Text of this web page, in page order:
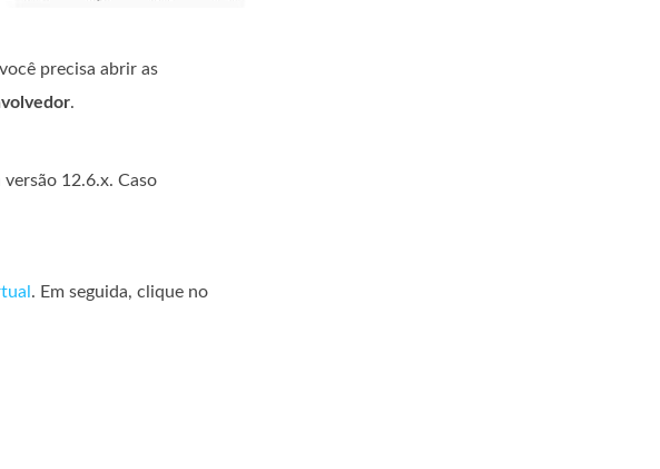
precisa abrir as
.
12.6.x. Caso
. Em seguida, clique no